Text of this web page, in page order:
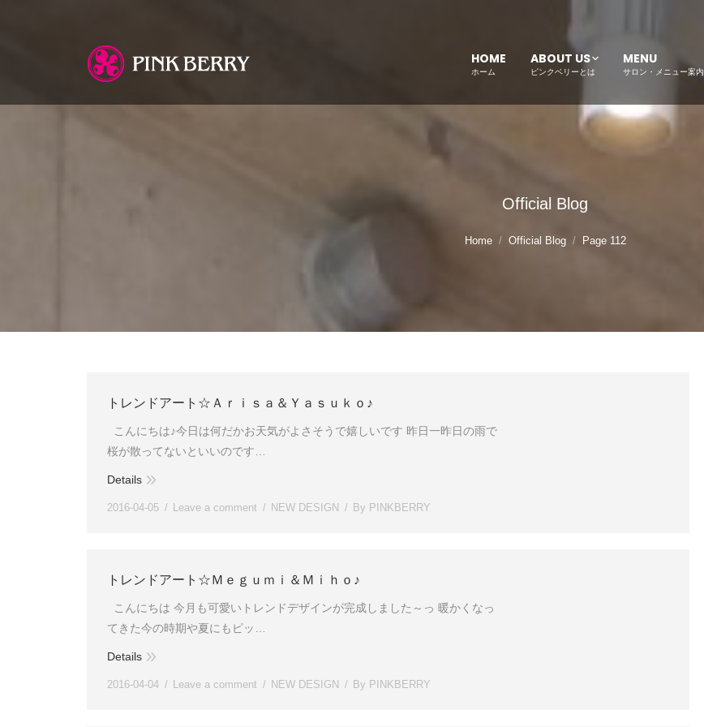
HOME
ホーム
ABOUT US
ピンクベリーとは
MENU
サロン・メニュー案内
Official Blog
Home Official Blog Page 112
トレンドアート☆Ａｒｉｓａ＆Ｙａｓｕｋｏ♪
こんにちは♪今日は何だかお天気がよさそうで嬉しいです 昨日一昨日の雨で
桜が散ってないといいのです…
Details
2016-04-05 Leave a comment NEW DESIGN By PINKBERRY
トレンドアート☆Ｍｅｇｕｍｉ＆Ｍｉｈｏ♪
こんにちは 今月も可愛いトレンドデザインが完成しました～っ 暖かくなっ
てきた今の時期や夏にもピッ…
Details
2016-04-04 Leave a comment NEW DESIGN By PINKBERRY